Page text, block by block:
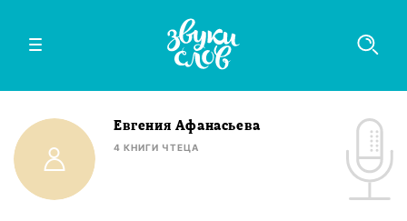
Евгения Афанасьева
4 КНИГИ ЧТЕЦА